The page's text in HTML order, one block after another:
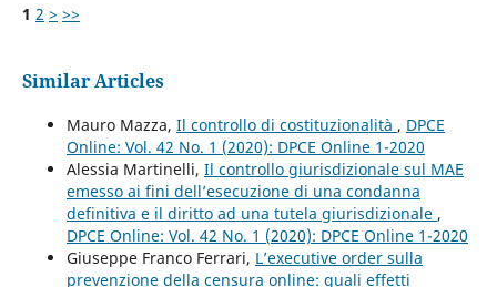
1 2 > >>
Similar Articles
Mauro Mazza, Il controllo di costituzionalità , DPCE
Online: Vol. 42 No. 1 (2020): DPCE Online 1-2020
Alessia Martinelli, Il controllo giurisdizionale sul MAE
emesso ai fini dell’esecuzione di una condanna
definitiva e il diritto ad una tutela giurisdizionale ,
DPCE Online: Vol. 42 No. 1 (2020): DPCE Online 1-2020
Giuseppe Franco Ferrari, L’executive order sulla
prevenzione della censura online: quali effetti